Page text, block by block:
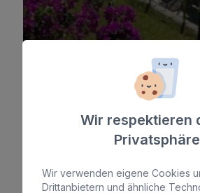
Siehe hotel
Wir respektieren
Privatsphäre
Wir verwenden eigene Cookies
Drittanbietern und ähnliche